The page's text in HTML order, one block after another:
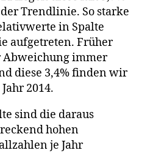
Trendlinie. So starke
in Spalte
aufgetreten. Früher
Abweichung immer
diese 3,4% finden wir
2014.
sind die daraus
hohen
je Jahr